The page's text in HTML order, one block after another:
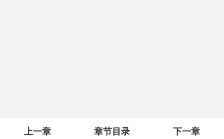
上一章 章节目录 下一章